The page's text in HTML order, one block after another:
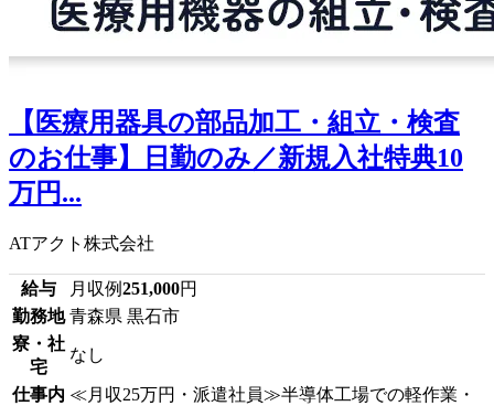
【医療用器具の部品加工・組立・検査
のお仕事】日勤のみ／新規入社特典10
万円...
ATアクト株式会社
給与 月収例251,000円
勤務地 青森県 黒石市
寮・社
宅
なし
仕事内 ≪月収25万円・派遣社員≫半導体工場での軽作業・